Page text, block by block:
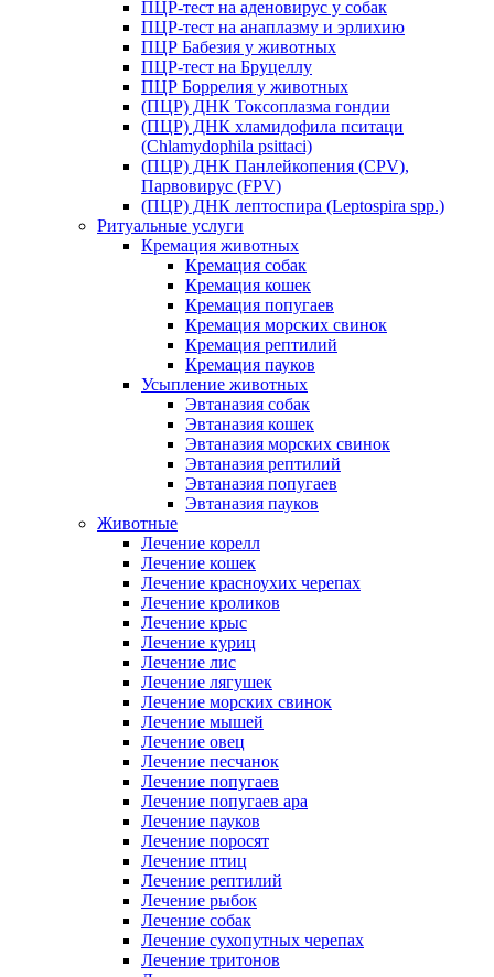
ПЦР-тест на аденовирус у собак
ПЦР-тест на анаплазму и эрлихию
ПЦР Бабезия у животных
ПЦР-тест на Бруцеллу
ПЦР Боррелия у животных
(ПЦР) ДНК Токсоплазма гондии
(ПЦР) ДНК хламидофила пситаци
(Chlamydophila psittaci)
(ПЦР) ДНК Панлейкопения (CPV),
Парвовирус (FPV)
(ПЦР) ДНК лептоспира (Leptospira spp.)
Ритуальные услуги
Кремация животных
Кремация собак
Кремация кошек
Кремация попугаев
Кремация морских свинок
Кремация рептилий
Кремация пауков
Усыпление животных
Эвтаназия собак
Эвтаназия кошек
Эвтаназия морских свинок
Эвтаназия рептилий
Эвтаназия попугаев
Эвтаназия пауков
Животные
Лечение корелл
Лечение кошек
Лечение красноухих черепах
Лечение кроликов
Лечение крыс
Лечение куриц
Лечение лис
Лечение лягушек
Лечение морских свинок
Лечение мышей
Лечение овец
Лечение песчанок
Лечение попугаев
Лечение попугаев ара
Лечение пауков
Лечение поросят
Лечение птиц
Лечение рептилий
Лечение рыбок
Лечение собак
Лечение сухопутных черепах
Лечение тритонов